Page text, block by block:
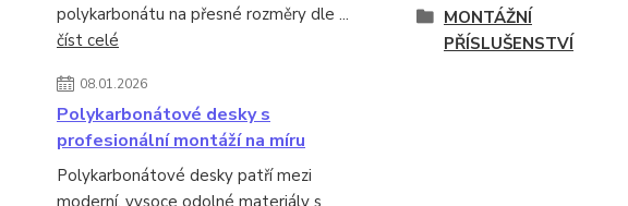
polykarbonátu na přesné rozměry dle ...
číst celé
08.01.2026
Polykarbonátové desky s
profesionální montáží na míru
Polykarbonátové desky patří mezi
moderní, vysoce odolné materiály s
MONTÁŽNÍ
PŘÍSLUŠENSTVÍ